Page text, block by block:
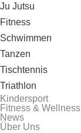
Ju Jutsu
Fitness
Schwimmen
Tanzen
Tischtennis
Triathlon
Kindersport
Fitness & Wellness
News
Über Uns